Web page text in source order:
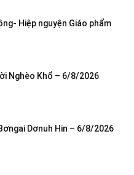
Hiệp nguyện Giáo phẩm
Nghèo Khổ – 6/8/2026
Dơnuh Hin – 6/8/2026